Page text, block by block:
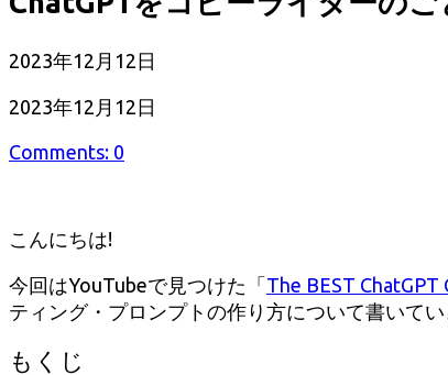
公
日
2023年12月12日
最
更
2023年12月12日
Comments: 0
こんにちは!
今回はYouTubeで見つけた「The BEST
ティング・プロンプトの作り方について書いてい
もくじ